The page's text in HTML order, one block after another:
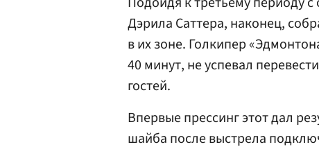
Дэрила Саттера, наконец,
в их зоне. Голкипер
40 минут, не успевал
гостей.
Впервые прессинг этот дал
шайба после выстрела